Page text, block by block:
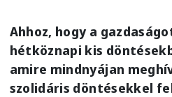
Ahhoz, hogy a
hétköznapi kis
amire mindnyájan
szolidáris döntésekkel